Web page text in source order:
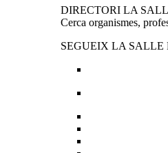
DIRECTORI LA
Cerca organismes,
SEGUEIX LA SALLE